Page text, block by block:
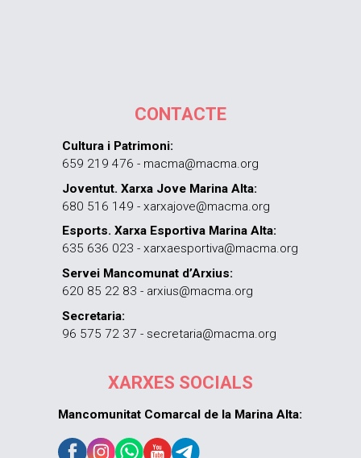
CONTACTE
Cultura i Patrimoni:
659 219 476 - macma@macma.org
Joventut. Xarxa Jove Marina Alta:
680 516 149 - xarxajove@macma.org
Esports. Xarxa Esportiva Marina Alta:
635 636 023 - xarxaesportiva@macma.org
Servei Mancomunat d’Arxius:
620 85 22 83 - arxius@macma.org
Secretaria:
96 575 72 37 - secretaria@macma.org
XARXES SOCIALS
Mancomunitat Comarcal de la Marina Alta: